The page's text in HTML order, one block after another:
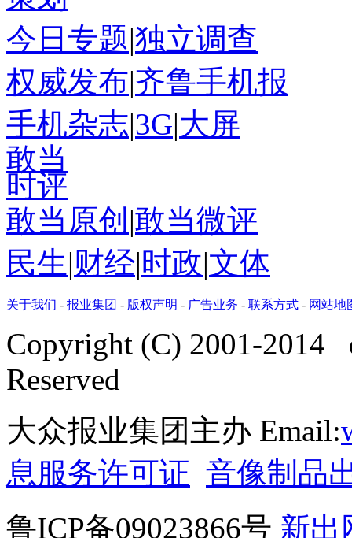
今日专题|独立调查
权威发布|齐鲁手机报
手机杂志|3G|大屏
敢当
时评
敢当原创 |敢当微评
民生|财经|时政|文体
关于我们 - 报业集团 - 版权声明 - 广告业务 - 联系方式 - 网站地
Copyright (C) 2001-2014
Reserved
大众报业集团主办 Email:
息服务许可证 音像制品
鲁ICP备09023866号 新出